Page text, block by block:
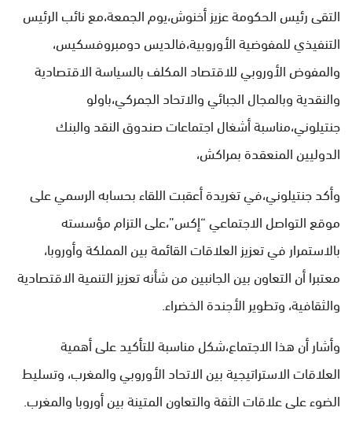
التقى رئيس الحكومة عزيز أخنوش،يوم الجمعة،مع نائب الرئيس
التنفيذي للمفوضية الأوروبية،فالديس دومبروفسكيس،
والمفوض الأوروبي للاقتصاد المكلف بالسياسة الاقتصادية
والنقدية وبالمجال الجبائي والاتحاد الجمركي،باولو
جنتيلوني،مناسبة أشغال اجتماعات صندوق النقد والبنك
الدوليين المنعقدة بمراكش،
وأكد جنتيلوني،في تغريدة أعقبت اللقاء بحسابه الرسمي على
موقع التواصل الاجتماعي “إكس”،على التزام مؤسسته
بالاستمرار في تعزيز العلاقات القائمة بين المملكة وأوروبا،
معتبرا أن التعاون بين الجانبين من شأنه تعزيز التنمية الاقتصادية
والثقافية، وتطوير الأجندة الخضراء.
وأشار أن هذا الاجتماع،شكل مناسبة للتأكيد على أهمية
العلاقات الاستراتيجية بين الاتحاد الأوروبي والمغرب، وتسليط
الضوء على علاقات الثقة والتعاون المتينة بين أوروبا والمغرب.